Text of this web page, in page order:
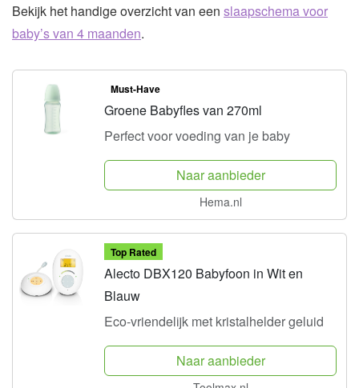
Bekijk het handige overzicht van een slaapschema voor
baby’s van 4 maanden.
Must-Have
Groene Babyfles van 270ml
Perfect voor voeding van je baby
Naar aanbieder
Hema.nl
Top Rated
Alecto DBX120 Babyfoon in Wit en
Blauw
Eco-vriendelijk met kristalhelder geluid
Naar aanbieder